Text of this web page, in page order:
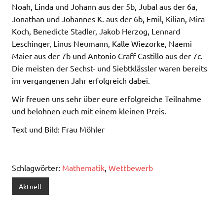
Noah, Linda und Johann aus der 5b, Jubal aus der 6a,
Jonathan und Johannes K. aus der 6b, Emil, Kilian, Mira
Koch, Benedicte Stadler, Jakob Herzog, Lennard
Leschinger, Linus Neumann, Kalle Wiezorke, Naemi
Maier aus der 7b und Antonio Craff Castillo aus der 7c.
Die meisten der Sechst- und Siebtklässler waren bereits
im vergangenen Jahr erfolgreich dabei.
Wir freuen uns sehr über eure erfolgreiche Teilnahme
und belohnen euch mit einem kleinen Preis.
Text und Bild: Frau Möhler
Schlagwörter: Mathematik, Wettbewerb
Aktuell